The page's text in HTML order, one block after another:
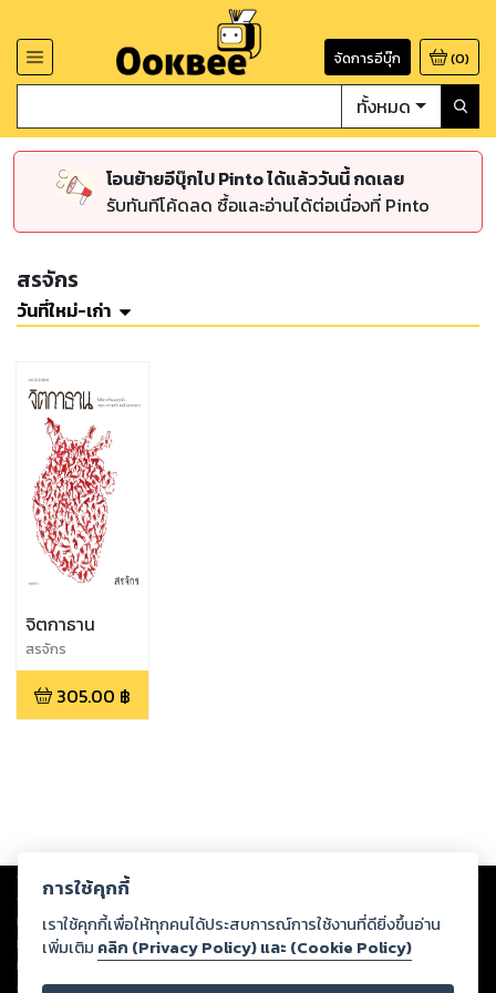
จัดการอีบุ๊ก (0)
ทั้งหมด
โอนย้ายอีบุ๊กไป Pinto ได้แล้ววันนี้ กดเลย
รับทันทีโค้ดลด ซื้อและอ่านได้ต่อเนื่องที่ Pinto
สรจักร
วันที่ใหม่-เก่า
จิตกาธาน
สรจักร
305.00 ฿
Copyright © 2026
ต่อผลงานหรือเนื้อหาใดที่อัปโหลดผ่านเว็บไซต์และปรากฏว่าละเมิดสิทธิใน
ทรัพย์สินทางปัญญาของบุคคลอื่นหรือขัดต่อกฎหมายและศีลธรรม ดังนั้น ผู้อ่าน
ทุกท่านโปรดใช้วิจารณญาณในการกลั่นกรองด้วยตนเอง และหากท่านพบว่าส่วน
หนึ่งส่วนใดขัดต่อกฎหมายและศีลธรรม กรุณาแจ้งมายังบริษัท เพื่อทีมงานจะได้
ดำเนินการในทันที ทั้งนี้ ทางสตอรี่ล็อกขอสงวนลิขสิทธิ์ตามพระราชบัญญัติ
การใช้คุกกี้
เราใช้คุกกี้เพื่อให้ทุกคนได้ประสบการณ์การใช้งานที่ดียิ่งขึ้นอ่าน
เพิ่มเติม คลิก (Privacy Policy) และ (Cookie Policy)